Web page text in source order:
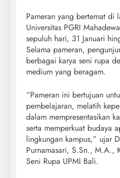
Pameran yang bertemat di
Universitas PGRI
sepuluh hari, 31 Januari
Selama pameran,
berbagai karya seni rupa
medium yang beragam.
“Pameran ini bertujuan
pembelajaran, melatih
dalam mempresentasikan
serta memperkuat budaya
lingkungan kampus,” ujar
Purnamasari, S.Sn., M.A.,
Seni Rupa UPMI Bali.